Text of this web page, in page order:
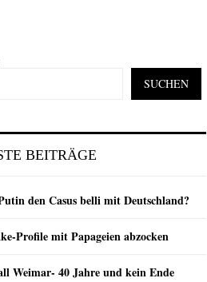
SUCHEN
BEITRÄGE
den Casus belli mit Deutschland?
Profile mit Papageien abzocken
Weimar- 40 Jahre und kein Ende